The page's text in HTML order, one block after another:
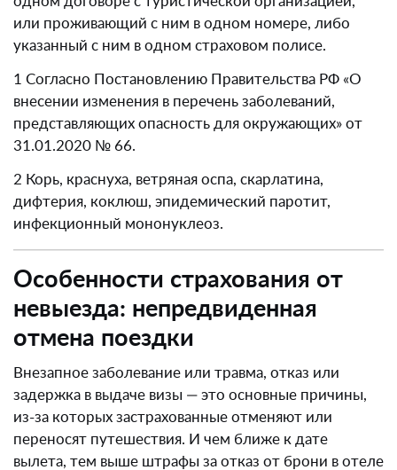
или проживающий с ним в одном номере, либо
указанный с ним в одном страховом полисе.
1 Согласно Постановлению Правительства РФ «О
внесении изменения в перечень заболеваний,
представляющих опасность для окружающих» от
31.01.2020 № 66.
2 Корь, краснуха, ветряная оспа, скарлатина,
дифтерия, коклюш, эпидемический паротит,
инфекционный мононуклеоз.
Особенности страхования от
невыезда: непредвиденная
отмена поездки
Внезапное заболевание или травма, отказ или
задержка в выдаче визы — это основные причины,
из-за которых застрахованные отменяют или
переносят путешествия. И чем ближе к дате
вылета, тем выше штрафы за отказ от брони в отеле